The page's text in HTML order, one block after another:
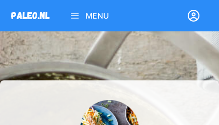
naar
de
inhoud
MENU